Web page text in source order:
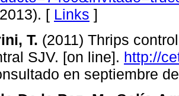
[ Links ]
T. (2011) Thrips
SJV. [on line]. http://
en septiembre